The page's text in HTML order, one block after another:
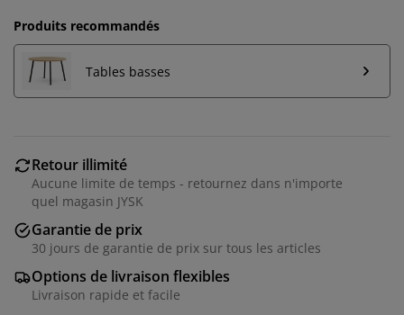
Produits recommandés
Tables basses
Retour illimité
Aucune limite de temps - retournez dans n'importe
quel magasin JYSK
Garantie de prix
30 jours de garantie de prix sur tous les articles
Options de livraison flexibles
Livraison rapide et facile
Chez JYSK, nous utilisons des cookies et des
identifiants mobiles pour vous garantir une bonne
expérience lorsque vous visitez notre site web. Les
cookies collectent des informations vous concernant
générer des statistiques et de vous proposer des
publicités pertinentes. Lorsque vous acceptez les